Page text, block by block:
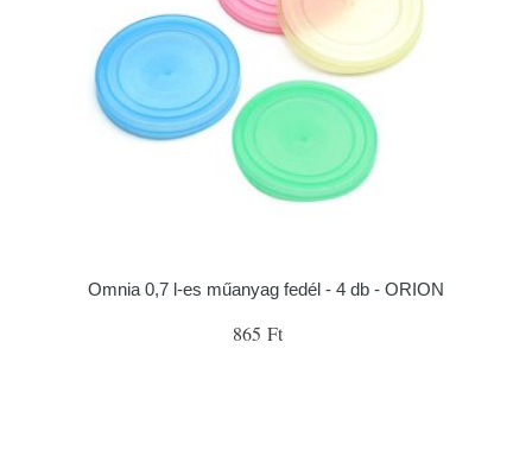
Omnia 0,7 l-es műanyag fedél - 4 db - ORION
865 Ft